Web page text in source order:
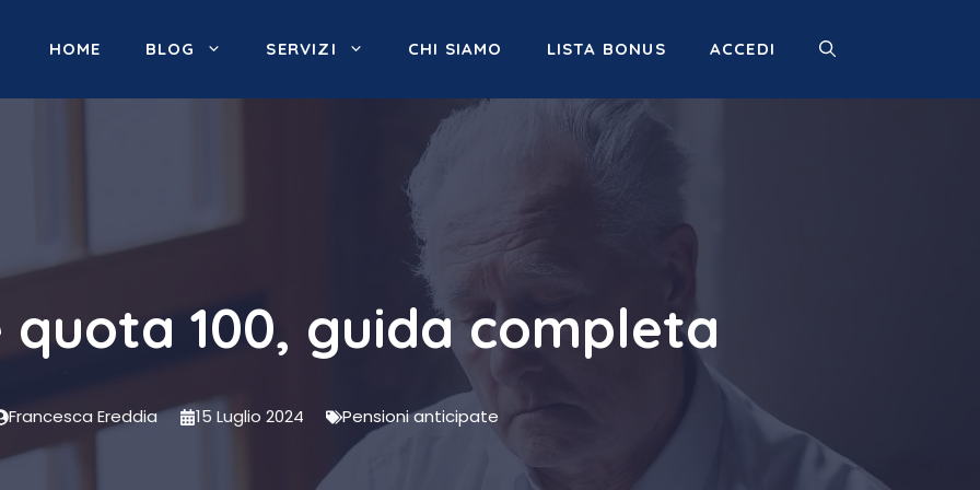
HOME BLOG SERVIZI CHI SIAMO LISTA BONUS ACCEDI
quota 100, guida completa
Francesca Ereddia 15 Luglio 2024 Pensioni anticipate